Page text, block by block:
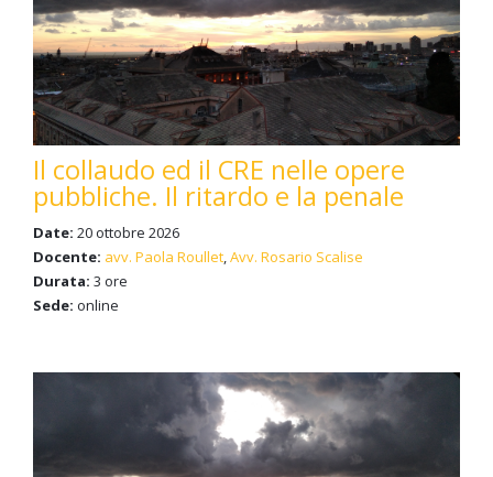
Il collaudo ed il CRE nelle opere
pubbliche. Il ritardo e la penale
Date: 20 ottobre 2026
Docente: avv. Paola Roullet,Avv. Rosario Scalise
Durata: 3 ore
Sede: online